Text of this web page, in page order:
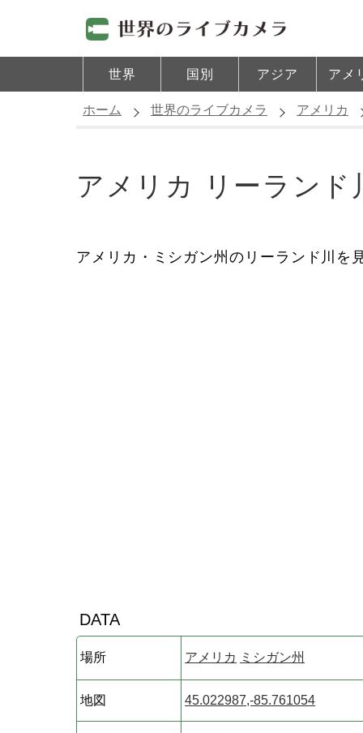
世界 国別 アジア アメ
ホーム 世界のライブカメラ アメリカ
アメリカ リーラン
アメリカ・ミシガン州のリーランド川を
DATA
場所 アメリカ ミシガン州
地図 45.022987,-85.761054